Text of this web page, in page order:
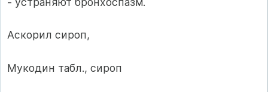
Аскорил сироп,
Мукодин табл., сироп